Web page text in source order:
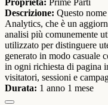
Proprieta: Prime Parti
Descrizione: Questo
Analytics, che è un
analisi più comunemente
utilizzato per distinguere
generato in modo casuale
in ogni richiesta di pagina
visitatori, sessioni e
Durata: 1 anno 1 mese